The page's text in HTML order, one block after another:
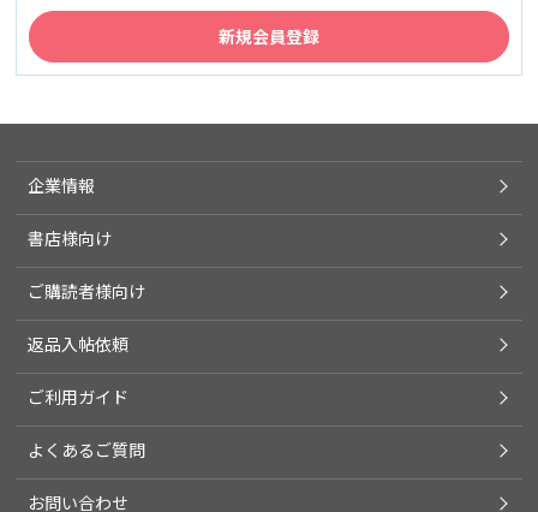
企業情報
書店様向け
ご購読者様向け
返品入帖依頼
ご利用ガイド
よくあるご質問
お問い合わせ